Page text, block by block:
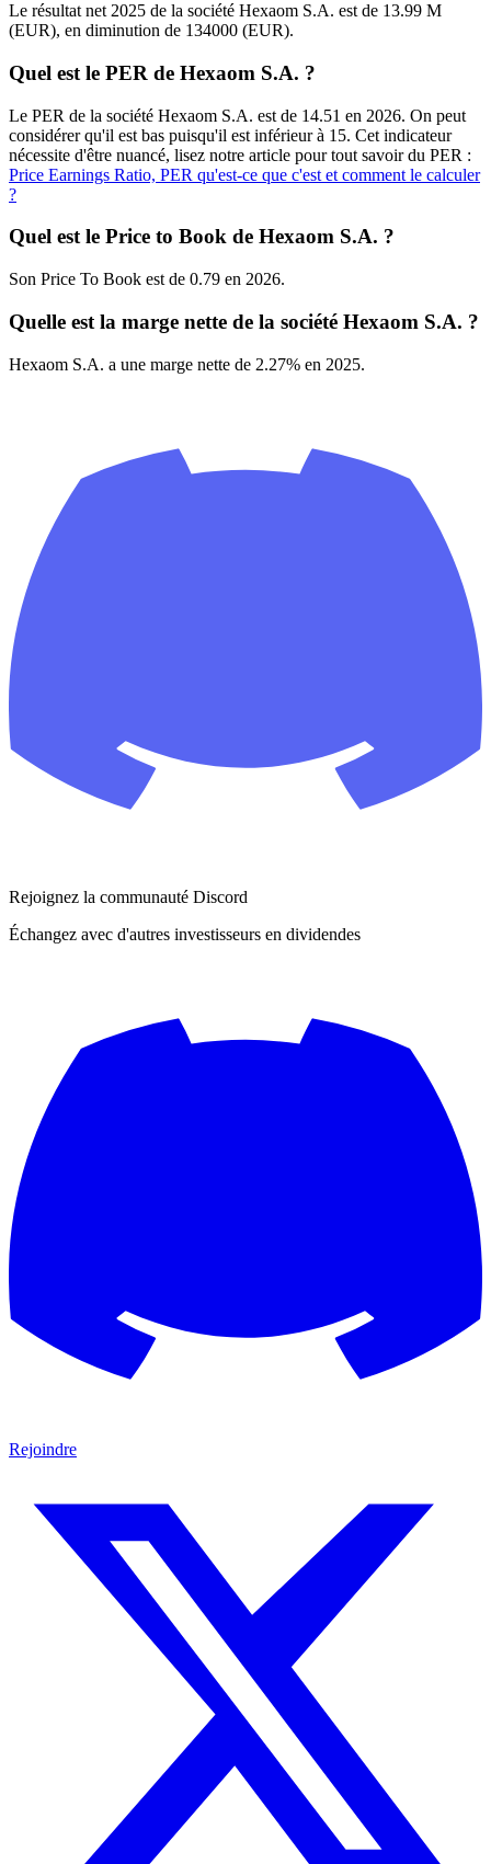
Le résultat net 2025 de la société Hexaom S.A. est de 13.99 M
(EUR), en diminution de 134000 (EUR).
Quel est le PER de Hexaom S.A. ?
Le PER de la société Hexaom S.A. est de 14.51 en 2026. On peut
considérer qu'il est bas puisqu'il est inférieur à 15. Cet indicateur
nécessite d'être nuancé, lisez notre article pour tout savoir du PER :
Price Earnings Ratio, PER qu'est-ce que c'est et comment le calculer
?
Quel est le Price to Book de Hexaom S.A. ?
Son Price To Book est de 0.79 en 2026.
Quelle est la marge nette de la société Hexaom S.A. ?
Hexaom S.A. a une marge nette de 2.27% en 2025.
Rejoignez la communauté Discord
Échangez avec d'autres investisseurs en dividendes
Rejoindre